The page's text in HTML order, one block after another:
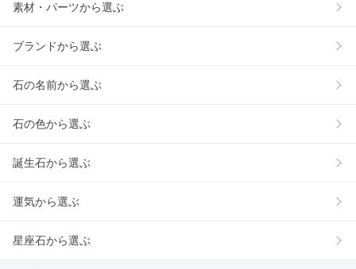
素材・パーツから選ぶ
ブランドから選ぶ
石の名前から選ぶ
石の色から選ぶ
誕生石から選ぶ
運気から選ぶ
星座石から選ぶ